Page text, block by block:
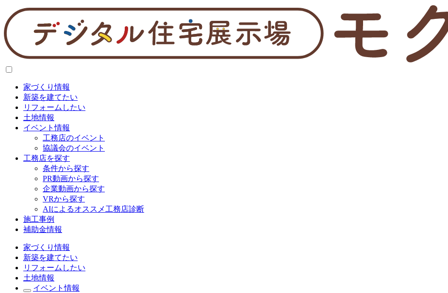
家づくり情報
新築を建てたい
リフォームしたい
土地情報
イベント情報
工務店のイベント
協議会のイベント
工務店を探す
条件から探す
PR動画から探す
企業動画から探す
VRから探す
AIによるオススメ工務店診断
施工事例
補助金情報
家づくり情報
新築を建てたい
リフォームしたい
土地情報
イベント情報